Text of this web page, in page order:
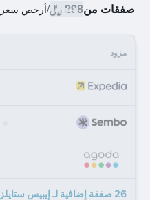
صفقات من298 ﷼ /أرخص سعر
مزود
26 صفقة إضافية لـ إيبيس ستايلز بروكسل لويز